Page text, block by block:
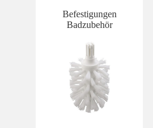
Befestigungen
Badzubehör